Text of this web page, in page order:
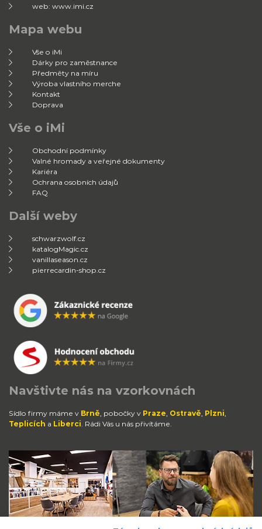
web: www.imi.cz
Mapa webu
Vše o iMi
Dárky pro zaměstnance
Předměty na míru
Výroba vlastního merche
Kontakt
Doprava
Vše o iMi
Obchodní podmínky
Valné hromady a veřejné dokumenty
Kariéra
Ochrana osobních údajů
FAQ
Další weby
schwarzwolf.cz
katalogMagic.cz
vanillaseason.cz
pierrecardin-shop.cz
Navštivte nás na vzorkovnách
Sídlo firmy máme v Brně, pobočky v Praze, Ostravě, Plzni,
Teplicích a Liberci. Rádi Vás u nás přivítáme.